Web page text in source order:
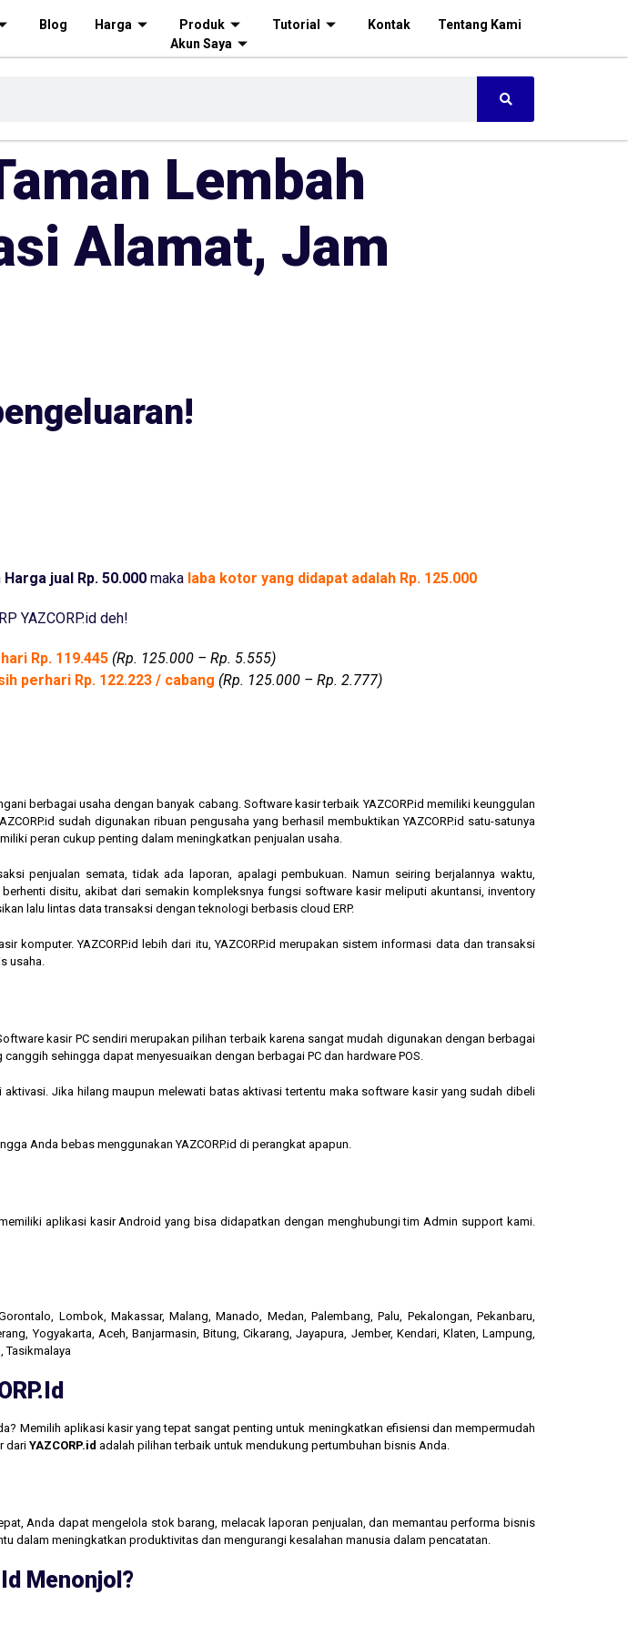
Blog Harga Produk Tutorial Kontak
Tentang Kami
Akun Saya
Lembah
Alamat, Jam
Harga jual Rp. 50.000 maka laba kotor yang didapat adalah Rp. 125.000
YAZCORP.id deh!
Rp. 119.445 (Rp. 125.000 – Rp. 5.555)
perhari Rp. 122.223 / cabang (Rp. 125.000 – Rp. 2.777)
berbagai usaha dengan banyak cabang. Software kasir terbaik YAZCORP.id memiliki keunggulan
sudah digunakan ribuan pengusaha yang berhasil membuktikan YAZCORP.id satu-satunya
peran cukup penting dalam meningkatkan penjualan usaha.
penjualan semata, tidak ada laporan, apalagi pembukuan. Namun seiring berjalannya waktu,
disitu, akibat dari semakin kompleksnya fungsi software kasir meliputi akuntansi, inventory
lalu lintas data transaksi dengan teknologi berbasis cloud ERP.
YAZCORP.id lebih dari itu, YAZCORP.id merupakan sistem informasi data dan transaksi
usaha.
kasir PC sendiri merupakan pilihan terbaik karena sangat mudah digunakan dengan berbagai
sehingga dapat menyesuaikan dengan berbagai PC dan hardware POS.
Jika hilang maupun melewati batas aktivasi tertentu maka software kasir yang sudah dibeli
Anda bebas menggunakan YAZCORP.id di perangkat apapun.
aplikasi kasir Android yang bisa didapatkan dengan menghubungi tim Admin support kami.
Lombok, Makassar, Malang, Manado, Medan, Palembang, Palu, Pekalongan, Pekanbaru,
Yogyakarta, Aceh, Banjarmasin, Bitung, Cikarang, Jayapura, Jember, Kendari, Klaten, Lampung,
Tasikmalaya
Memilih aplikasi kasir yang tepat sangat penting untuk meningkatkan efisiensi dan mempermudah
dari YAZCORP.id adalah pilihan terbaik untuk mendukung pertumbuhan bisnis Anda.
Anda dapat mengelola stok barang, melacak laporan penjualan, dan memantau performa bisnis
dalam meningkatkan produktivitas dan mengurangi kesalahan manusia dalam pencatatan.
Menonjol?